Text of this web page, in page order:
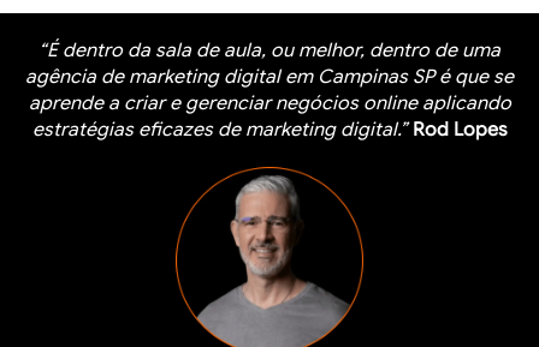
“É dentro da sala de aula, ou melhor, dentro de uma
agência de marketing digital em Campinas SP é que se
aprende a criar e gerenciar negócios online aplicando
estratégias eficazes de marketing digital.” Rod Lopes